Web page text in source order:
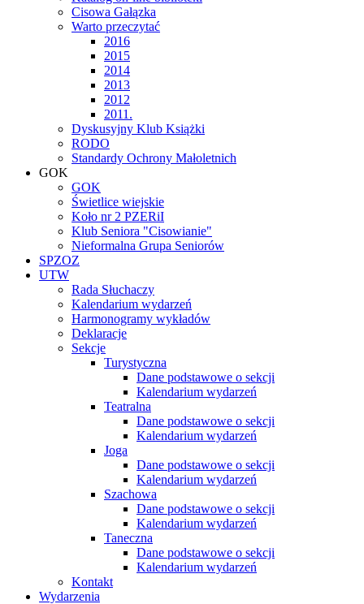
Cisowa Gałązka
Warto przeczytać
2016
2015
2014
2013
2012
2011.
Dyskusyjny Klub Książki
RODO
Standardy Ochrony Małoletnich
GOK
GOK
Świetlice wiejskie
Koło nr 2 PZERiI
Klub Seniora "Cisowianie"
Nieformalna Grupa Seniorów
SPZOZ
UTW
Rada Słuchaczy
Kalendarium wydarzeń
Harmonogramy wykładów
Deklaracje
Sekcje
Turystyczna
Dane podstawowe o sekcji
Kalendarium wydarzeń
Teatralna
Dane podstawowe o sekcji
Kalendarium wydarzeń
Joga
Dane podstawowe o sekcji
Kalendarium wydarzeń
Szachowa
Dane podstawowe o sekcji
Kalendarium wydarzeń
Taneczna
Dane podstawowe o sekcji
Kalendarium wydarzeń
Kontakt
Wydarzenia